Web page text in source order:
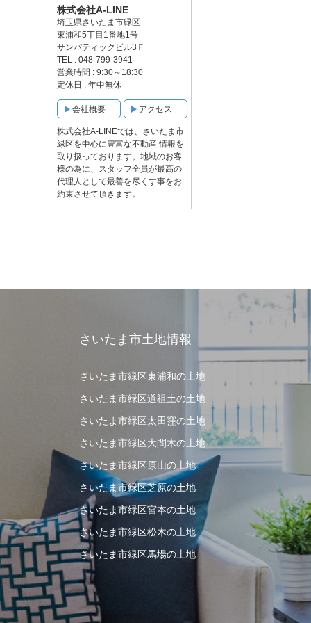
株式会社A-LINE
埼玉県さいたま市緑区
東浦和5丁目1番地1号
サンパティックビル3Ｆ
TEL : 048-799-3941
営業時間 : 9:30～18:30
定休日 : 年中無休
会社概要 アクセス
株式会社A-LINEでは、さいたま市
緑区を中心に豊富な不動産 情報を
取り扱っております。地域のお客
様の為に、スタッフ全員が最高の
代理人として最善を尽くす事をお
約束させて頂きます。
さいたま市土地情報
さいたま市緑区東浦和の土地
さいたま市緑区道祖土の土地
さいたま市緑区太田窪の土地
さいたま市緑区大間木の土地
さいたま市緑区原山の土地
さいたま市緑区芝原の土地
さいたま市緑区宮本の土地
さいたま市緑区松木の土地
さいたま市緑区馬場の土地